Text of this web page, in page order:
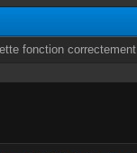
fonction